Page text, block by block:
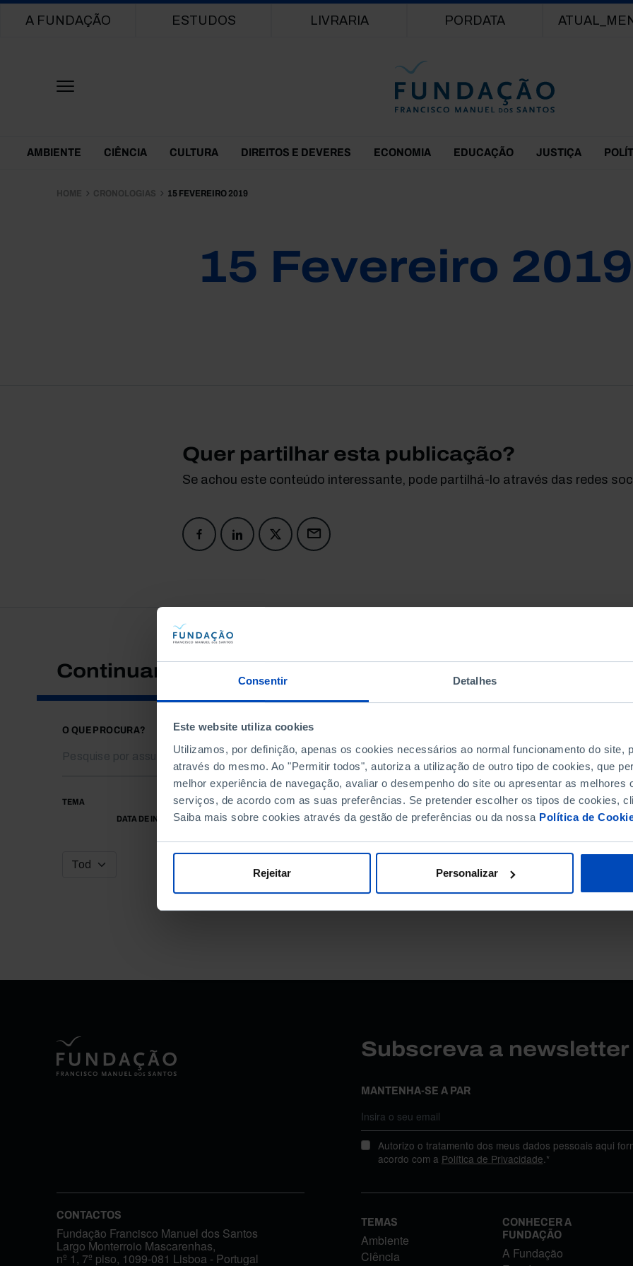
Consentir Detalhes
Este website utiliza cookies
Utilizamos, por definição, apenas os cookies necessários ao normal funcionamento do site,
através do mesmo. Ao "Permitir todos", autoriza a utilização de outro tipo de cookies, que
melhor experiência de navegação, avaliar o desempenho do site ou apresentar as melhores
serviços, de acordo com as suas preferências. Se pretender escolher os tipos de cookies,
Saiba mais sobre cookies através da gestão de preferências ou da nossa Política de
Rejeitar Personalizar
Main navigation
A FUNDAÇÃO ESTUDOS LIVRARIA PORDATA
Themes Menu
AMBIENTE CIÊNCIA CULTURA DIREITOS E DEVERES ECONOMIA EDUCAÇÃO JUSTIÇA
HOME CRONOLOGIAS 15 FEVEREIRO 2019
15 Fevereiro 2019
Quer partilhar esta publicação?
Se achou este conteúdo interessante, pode partilhá-lo através das redes
Continuar a pesquisar
O QUE PROCURA?
TEMA
DATA DE INÍCIO
DATA DE FIM
Subscreva a
MANTENHA-SE A PAR
Autorizo o tratamento dos meus dados pessoais aqui
acordo com a Política de Privacidade.*
CONTACTOS
Fundação Francisco Manuel dos Santos
Largo Monterroio Mascarenhas,
nº 1, 7º piso, 1099-081 Lisboa - Portugal
TEMAS
Ambiente
Ciência
CONHECER A
FUNDAÇÃO
A Fundação